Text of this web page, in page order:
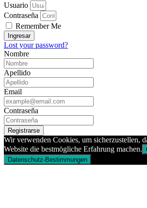
Usuario
Contraseña
Remember Me
Ingresar
Lost your password?
Nombre
Apellido
Email
Contraseña
Registrarse
Wir verwenden Cookies, um sicherzustellen,
Website die bestmögliche Erfahrung machen.
Datenschutz-Bestimmungen